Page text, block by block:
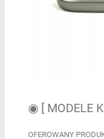
◉ [ MODELE
OFEROWANY